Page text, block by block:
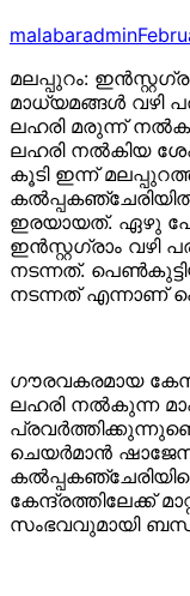
malabaradmin
മലപ്പുറം:
മാധ്യമങ്ങൾ വഴി
ലഹരി മരുന്ന്
ലഹരി നൽകിയ
കൂടി ഇന്ന്
ഇരയായത്. ഏഴു പേർ
ഇൻസ്റ്റഗ്രാം വഴി
നടന്നത്.
നടന്നത് എന്നാണ്
ഗൗരവകരമായ
ലഹരി നൽകുന്ന
ചെയർമാൻ
കേന്ദ്രത്തിലേക്ക്
സംഭവവുമായി